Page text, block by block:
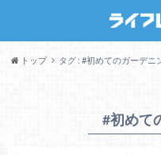
トップ タグ : #初めてのガーデニ
#初めて